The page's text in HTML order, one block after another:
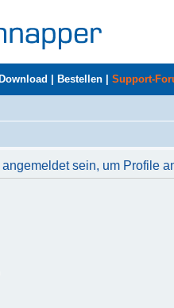
Download Bestellen Support-
sein, um Profile